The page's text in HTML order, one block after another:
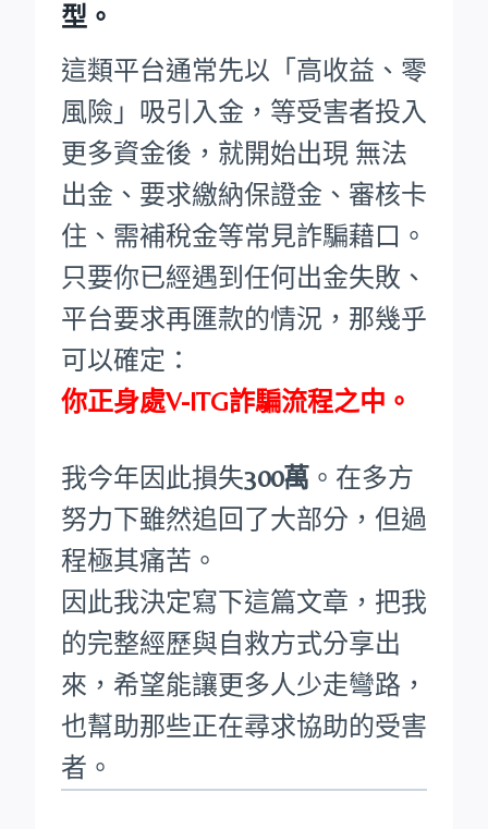
型。
這類平台通常先以「高收益、零
風險」吸引入金，等受害者投入
更多資金後，就開始出現 無法
出金、要求繳納保證金、審核卡
住、需補稅金等常見詐騙藉口。
只要你已經遇到任何出金失敗、
平台要求再匯款的情況，那幾乎
可以確定：
你正身處V-ITG詐騙流程之中。
我今年因此損失300萬 。在多方
努力下雖然追回了大部分，但過
程極其痛苦。
因此我決定寫下這篇文章，把我
的完整經歷與自救方式分享出
來，希望能讓更多人少走彎路，
也幫助那些正在尋求協助的受害
者。